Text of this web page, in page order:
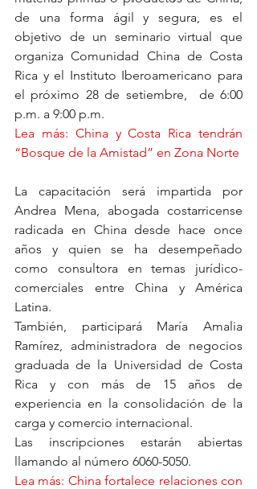
de una forma ágil y segura, es el
objetivo de un seminario virtual que
organiza Comunidad China de Costa
Rica y el Instituto Iberoamericano para
el próximo 28 de setiembre,  de 6:00
p.m. a 9:00 p.m.
Lea más: China y Costa Rica tendrán
“Bosque de la Amistad” en Zona Norte
La capacitación será impartida por
Andrea Mena, abogada costarricense
radicada en China desde hace once
años y quien se ha desempeñado
como consultora en temas jurídico-
comerciales entre China y América
Latina.
También, participará María Amalia
Ramírez, administradora de negocios
graduada de la Universidad de Costa
Rica y con más de 15 años de
experiencia en la consolidación de la
carga y comercio internacional.
Las inscripciones estarán abiertas
llamando al número 6060-5050.
Lea más: China fortalece relaciones con